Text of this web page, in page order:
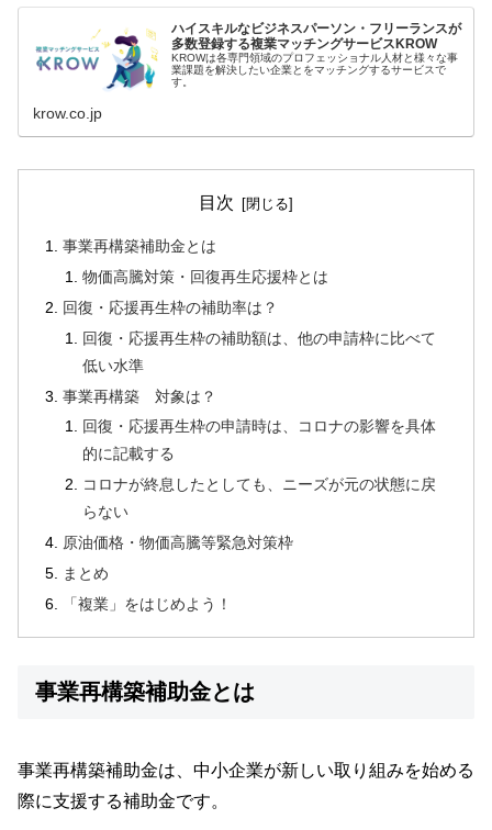
ハイスキルなビジネスパーソン・フリーランスが
多数登録する複業マッチングサービスKROW
KROWは各専門領域のプロフェッショナル人材と様々な事
業課題を解決したい企業とをマッチングするサービスで
す。
krow.co.jp
目次
事業再構築補助金とは
物価高騰対策・回復再生応援枠とは
回復・応援再生枠の補助率は？
回復・応援再生枠の補助額は、他の申請枠に比べて
低い水準
事業再構築 対象は？
回復・応援再生枠の申請時は、コロナの影響を具体
的に記載する
コロナが終息したとしても、ニーズが元の状態に戻
らない
原油価格・物価高騰等緊急対策枠
まとめ
「複業」をはじめよう！
事業再構築補助金とは
事業再構築補助金は、中小企業が新しい取り組みを始める
際に支援する補助金です。